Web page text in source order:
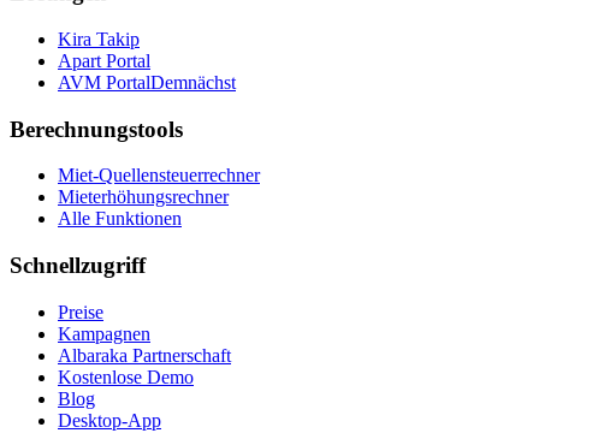
Kira Takip
Apart Portal
AVM PortalDemnächst
Berechnungstools
Miet-Quellensteuerrechner
Mieterhöhungsrechner
Alle Funktionen
Schnellzugriff
Preise
Kampagnen
Albaraka Partnerschaft
Kostenlose Demo
Blog
Desktop-App